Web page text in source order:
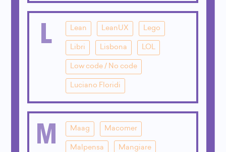
L Lean LeanUX Lego
Libri Lisbona LOL
Low code / No code
Luciano Floridi
M Maag Macomer
Malpensa Mangiare